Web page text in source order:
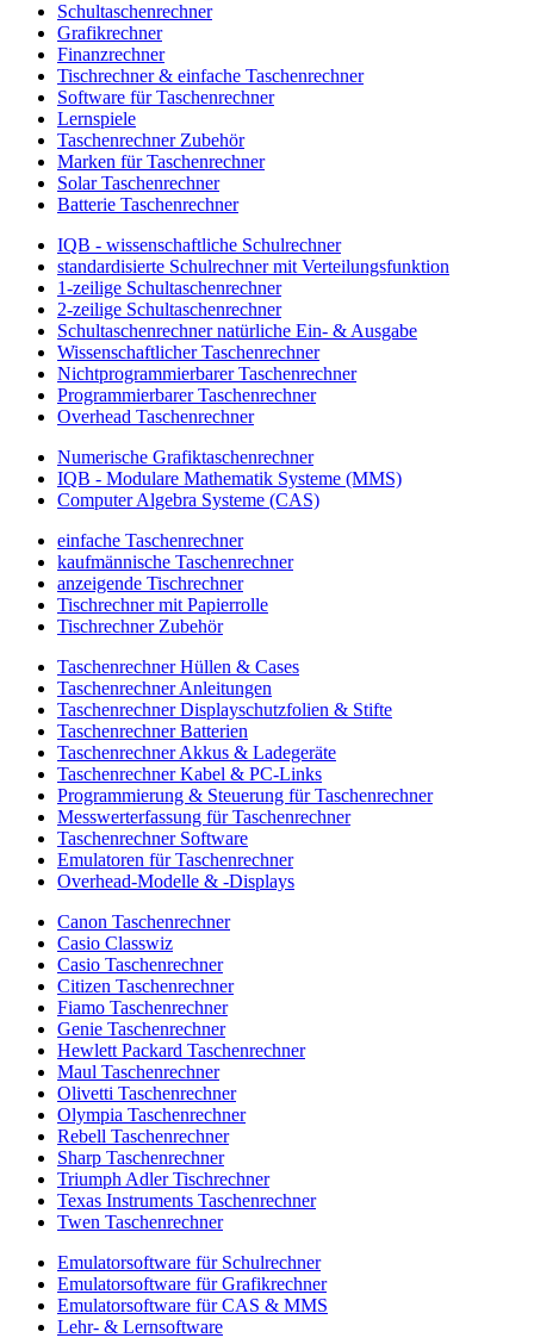
Schultaschenrechner
Grafikrechner
Finanzrechner
Tischrechner & einfache Taschenrechner
Software für Taschenrechner
Lernspiele
Taschenrechner Zubehör
Marken für Taschenrechner
Solar Taschenrechner
Batterie Taschenrechner
IQB - wissenschaftliche Schulrechner
standardisierte Schulrechner mit Verteilungsfunktion
1-zeilige Schultaschenrechner
2-zeilige Schultaschenrechner
Schultaschenrechner natürliche Ein- & Ausgabe
Wissenschaftlicher Taschenrechner
Nichtprogrammierbarer Taschenrechner
Programmierbarer Taschenrechner
Overhead Taschenrechner
Numerische Grafiktaschenrechner
IQB - Modulare Mathematik Systeme (MMS)
Computer Algebra Systeme (CAS)
einfache Taschenrechner
kaufmännische Taschenrechner
anzeigende Tischrechner
Tischrechner mit Papierrolle
Tischrechner Zubehör
Taschenrechner Hüllen & Cases
Taschenrechner Anleitungen
Taschenrechner Displayschutzfolien & Stifte
Taschenrechner Batterien
Taschenrechner Akkus & Ladegeräte
Taschenrechner Kabel & PC-Links
Programmierung & Steuerung für Taschenrechner
Messwerterfassung für Taschenrechner
Taschenrechner Software
Emulatoren für Taschenrechner
Overhead-Modelle & -Displays
Canon Taschenrechner
Casio Classwiz
Casio Taschenrechner
Citizen Taschenrechner
Fiamo Taschenrechner
Genie Taschenrechner
Hewlett Packard Taschenrechner
Maul Taschenrechner
Olivetti Taschenrechner
Olympia Taschenrechner
Rebell Taschenrechner
Sharp Taschenrechner
Triumph Adler Tischrechner
Texas Instruments Taschenrechner
Twen Taschenrechner
Emulatorsoftware für Schulrechner
Emulatorsoftware für Grafikrechner
Emulatorsoftware für CAS & MMS
Lehr- & Lernsoftware